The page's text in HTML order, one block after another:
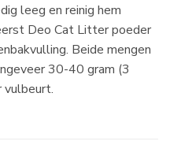
leeg en reinig hem
Deo Cat Litter poeder
Beide mengen
30-40 gram (3